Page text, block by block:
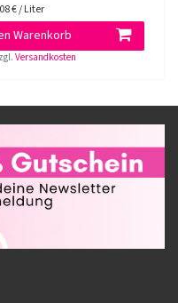
€ / Liter
Warenkorb
Versandkosten